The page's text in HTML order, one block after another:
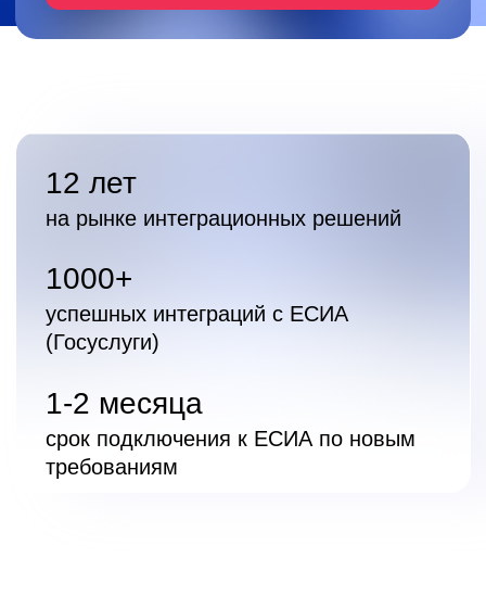
требованиям
Что дает бизнесу
подключение к ЕСИА
страховые компании,
участники рынка ценных
бумаг и пр.)
Получение проверенных данных
(ФИО и реквизиты паспорта)
Повышение конверсии в онлайн-